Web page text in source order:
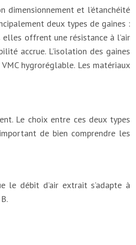
dimensionnement et l’étanchéité
deux types de gaines :
offrent une résistance à l’air
accrue. L’isolation des gaines
hygroréglable. Les matériaux
Le choix entre ces deux types
de bien comprendre les
le débit d’air extrait s’adapte à